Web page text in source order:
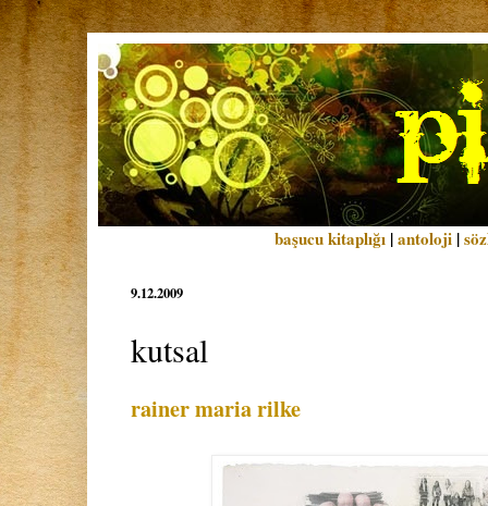
başucu kitaplığı |antoloji |
9.12.2009
kutsal
rainer maria rilke